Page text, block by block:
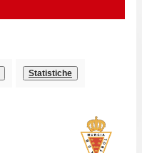
Statistiche